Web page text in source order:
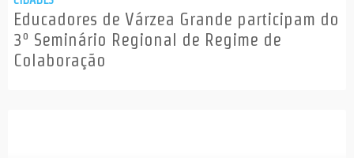
Educadores de Várzea Grande participam do
3º Seminário Regional de Regime de
Colaboração